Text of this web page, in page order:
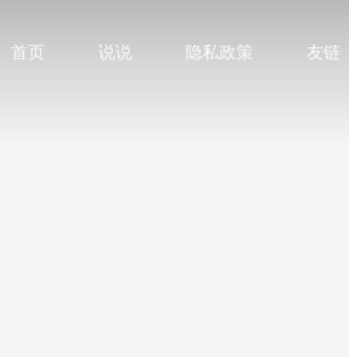
首页 说说 隐私政策 友链